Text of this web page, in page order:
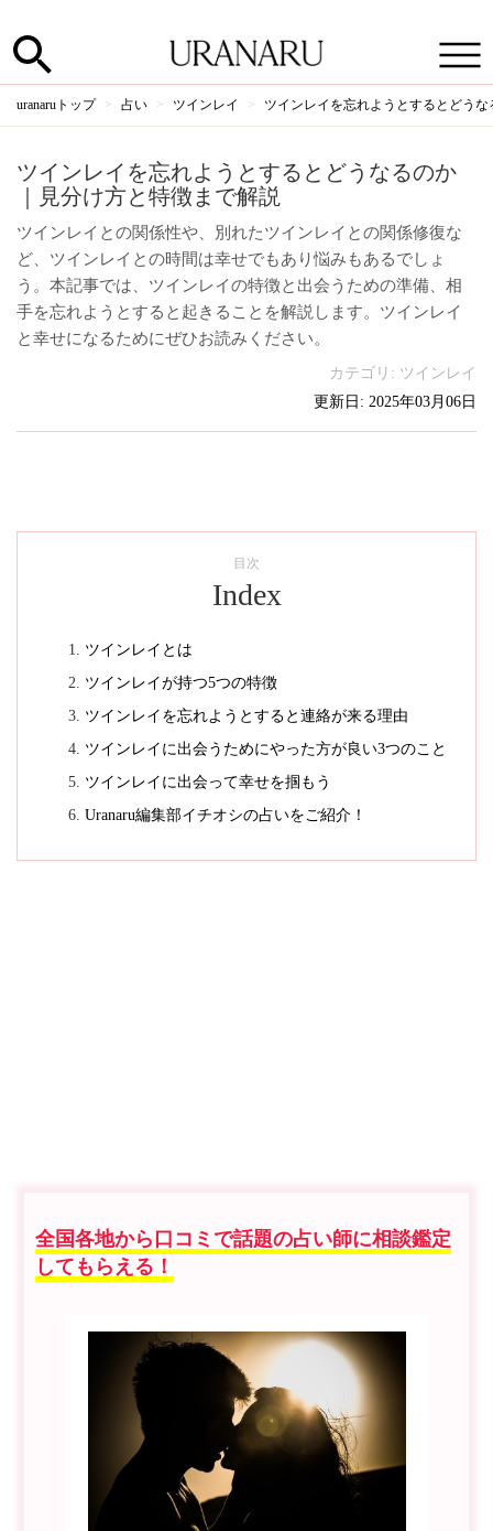
uranaruトップ 占い ツインレイ ツインレイを忘れようとするとどう
ツインレイを忘れようとするとどうなるのか
｜見分け方と特徴まで解説
ツインレイとの関係性や、別れたツインレイとの関係修復な
ど、ツインレイとの時間は幸せでもあり悩みもあるでしょ
う。本記事では、ツインレイの特徴と出会うための準備、相
手を忘れようとすると起きることを解説します。ツインレイ
と幸せになるためにぜひお読みください。
カテゴリ: ツインレイ
更新日: 2025年03月06日
目次
Index
ツインレイとは
ツインレイが持つ5つの特徴
ツインレイを忘れようとすると連絡が来る理由
ツインレイに出会うためにやった方が良い3つのこと
ツインレイに出会って幸せを掴もう
Uranaru編集部イチオシの占いをご紹介！
全国各地から口コミで話題の占い師に相談鑑定
してもらえる！